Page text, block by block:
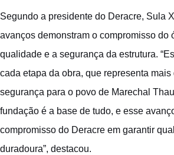
Segundo a presidente do Deracre, Sula
avanços demonstram o compromisso do
qualidade e a segurança da estrutura.
cada etapa da obra, que representa
segurança para o povo de Marechal
fundação é a base de tudo, e esse
compromisso do Deracre em garantir
duradoura”, destacou.